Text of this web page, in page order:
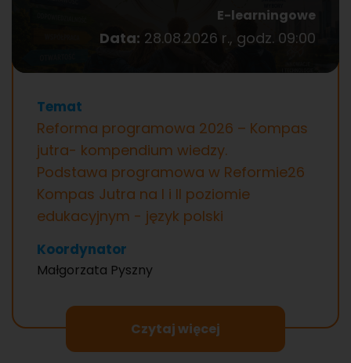
E-learningowe
Data: 28.08.2026 r., godz. 09:00
Temat
Reforma programowa 2026 – Kompas
jutra- kompendium wiedzy.
Podstawa programowa w Reformie26
Kompas Jutra na I i II poziomie
edukacyjnym - język polski
Koordynator
Małgorzata Pyszny
Czytaj więcej